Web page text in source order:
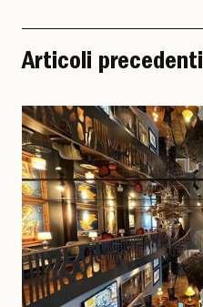
Articoli precedenti